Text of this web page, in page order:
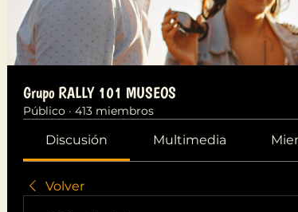
Grupo RALLY 101 MUSEOS
Público · 413 miembros
Discusión Multimedia
Volver